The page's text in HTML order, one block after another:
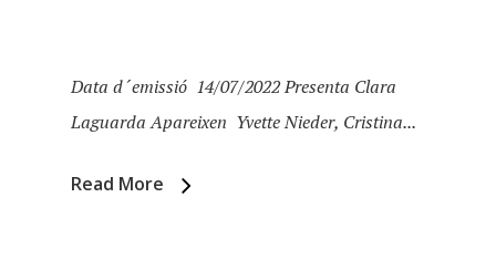
Data d´emissió 14/07/2022 Presenta Clara
Laguarda Apareixen Yvette Nieder, Cristina...
Read More